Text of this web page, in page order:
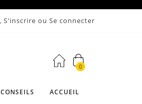
S'inscrire ou Se connecter
0
CONSEILS ACCUEIL